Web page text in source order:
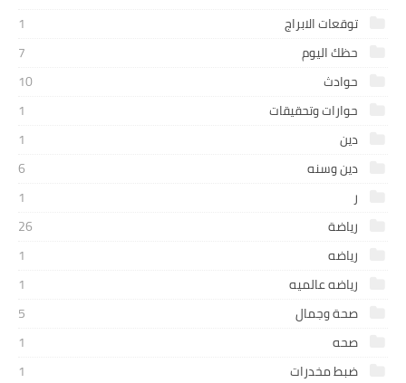
توقعات الابراج
1
حظك اليوم
7
حوادث
10
حوارات وتحقيقات
1
دين
1
دين وسنه
6
ر
1
رياضة
26
رياضه
1
رياضه عالميه
1
صحة وجمال
5
صحه
1
ضبط مخدرات
1